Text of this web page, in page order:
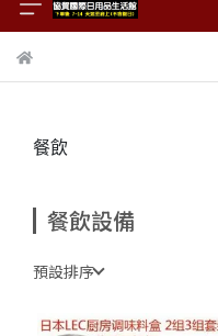
餐飲
餐飲設備
預設排序